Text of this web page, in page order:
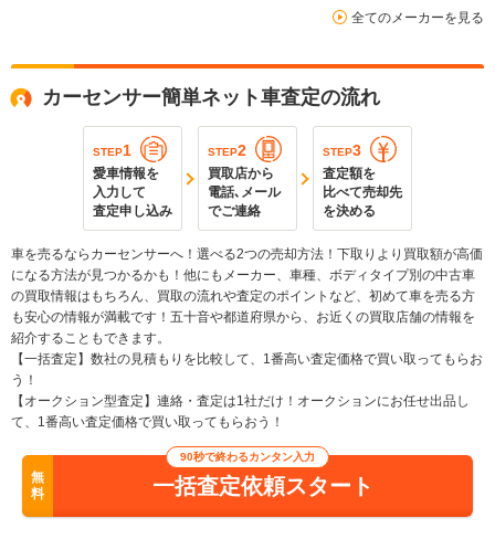
全てのメーカーを見る
カーセンサー簡単ネット車査定の流れ
STEP1
愛車情報を
入力して
査定申し込み
STEP2
買取店から
電話､メール
でご連絡
STEP3
査定額を
比べて売却先
を決める
車を売るならカーセンサーへ！選べる2つの売却方法！下取りより買取額が高価
になる方法が見つかるかも！他にもメーカー、車種、ボディタイプ別の中古車
の買取情報はもちろん、買取の流れや査定のポイントなど、初めて車を売る方
も安心の情報が満載です！五十音や都道府県から、お近くの買取店舗の情報を
紹介することもできます。
【一括査定】数社の見積もりを比較して、1番高い査定価格で買い取ってもらお
う！
【オークション型査定】連絡・査定は1社だけ！オークションにお任せ出品し
て、1番高い査定価格で買い取ってもらおう！
無
料
90秒で終わるカンタン入力
一括査定依頼スタート